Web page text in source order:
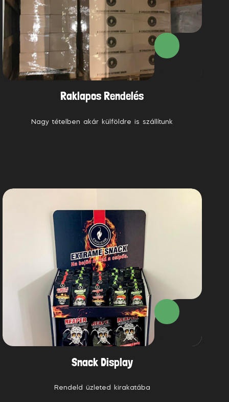
Raklapos Rendelés
Nagy tételben akár külföldre is szállítunk
Snack Display
Rendeld üzleted kirakatába